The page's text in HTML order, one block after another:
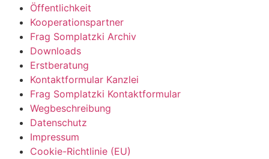
Öffentlichkeit
Kooperationspartner
Frag Somplatzki Archiv
Downloads
Erstberatung
Kontaktformular Kanzlei
Frag Somplatzki Kontaktformular
Wegbeschreibung
Datenschutz
Impressum
Cookie-Richtlinie (EU)